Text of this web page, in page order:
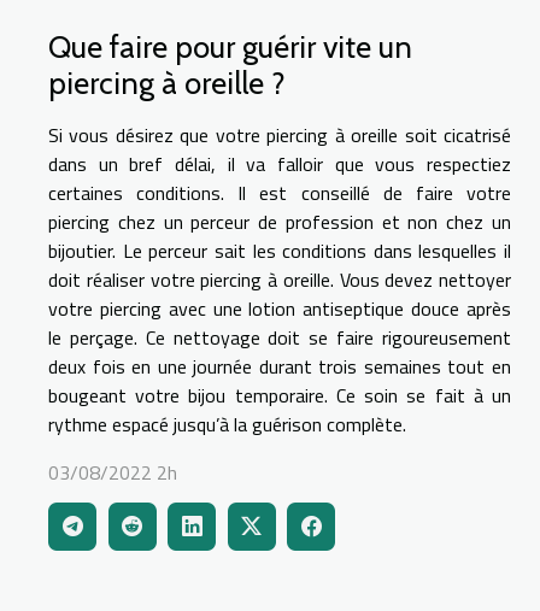
Que faire pour guérir vite un
piercing à oreille ?
Si vous désirez que votre piercing à oreille soit cicatrisé
dans un bref délai, il va falloir que vous respectiez
certaines conditions. Il est conseillé de faire votre
piercing chez un perceur de profession et non chez un
bijoutier. Le perceur sait les conditions dans lesquelles il
doit réaliser votre piercing à oreille. Vous devez nettoyer
votre piercing avec une lotion antiseptique douce après
le perçage. Ce nettoyage doit se faire rigoureusement
deux fois en une journée durant trois semaines tout en
bougeant votre bijou temporaire. Ce soin se fait à un
rythme espacé jusqu’à la guérison complète.
03/08/2022 2h